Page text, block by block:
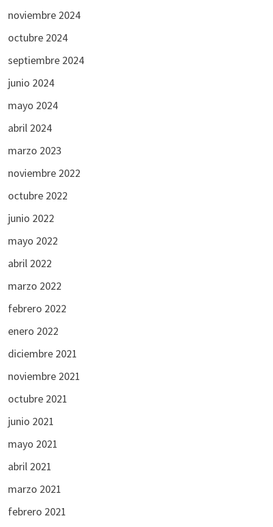
noviembre 2024
octubre 2024
septiembre 2024
junio 2024
mayo 2024
abril 2024
marzo 2023
noviembre 2022
octubre 2022
junio 2022
mayo 2022
abril 2022
marzo 2022
febrero 2022
enero 2022
diciembre 2021
noviembre 2021
octubre 2021
junio 2021
mayo 2021
abril 2021
marzo 2021
febrero 2021